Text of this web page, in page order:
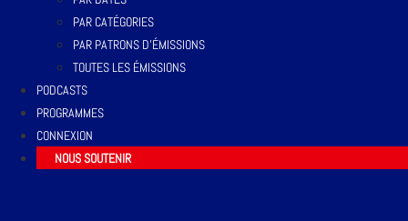
PAR CATÉGORIES
PAR PATRONS D’ÉMISSIONS
TOUTES LES ÉMISSIONS
PODCASTS
PROGRAMMES
CONNEXION
NOUS SOUTENIR